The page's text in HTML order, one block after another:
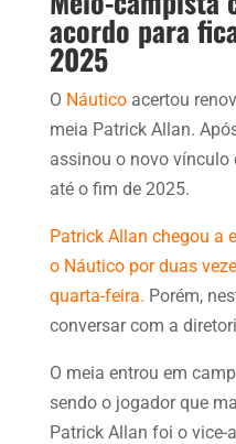
acordo para
2025
O Náuticoacertou
meia Patrick Allan.
assinou o novo vínculo
até o fim de 2025.
Patrick Allan chegou a
o Náutico por duas
quarta-feira. Porém,
conversar com a
O meia entrou em
sendo o jogador que
Patrick Allan foi o vice-